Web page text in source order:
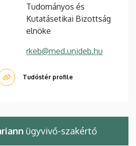
Tudományos és
Kutatásetikai Bizottság
elnöke
rkeb@med.unideb.hu
Tudóstér profile
ügyvivő-szakértő